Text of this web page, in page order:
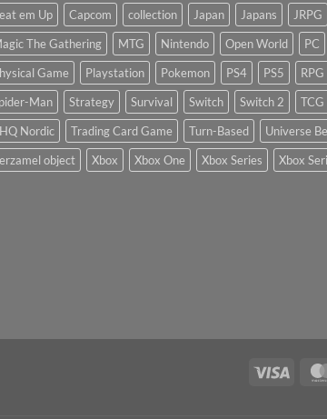
em Up
Capcom collection Japan Japans
JRPG
The Gathering
MTG Nintendo Open World PC
Game
Playstation Pokemon PS4 PS5 RPG
Man
Strategy Survival Switch Switch 2 TCG
Nordic
Trading Card Game Turn-Based Universe
object
Xbox Xbox One Xbox Series Xbox